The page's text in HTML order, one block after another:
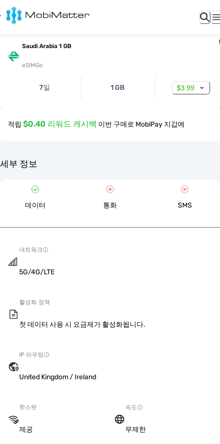
Saudi Arabia 1 GB
eSIMGo
7일 1 GB $3.99
적립 $0.40 리워드 캐시백 이번 구매로 MobiPay 지갑에
세부 정보
데이터 통화 SMS
네트워크
5G/4G/LTE
활성화 정책
첫 데이터 사용 시 요금제가 활성화됩니다.
IP 라우팅
United Kingdom / Ireland
핫스팟
제공
속도
무제한